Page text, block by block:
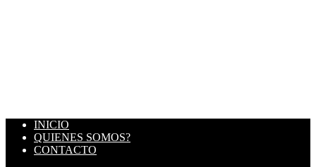
INICIO
QUIENES SOMOS?
CONTACTO